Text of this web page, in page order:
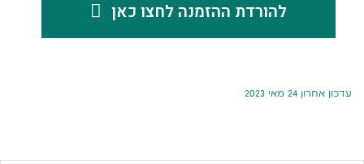
להורדת ההזמנה לחצו כאן
עדכון אחרון 24 מאי 2023